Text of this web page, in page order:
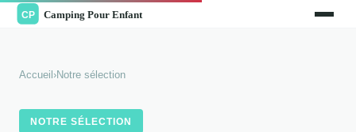
Accueil ›Notre sélection
NOTRE SÉLECTION